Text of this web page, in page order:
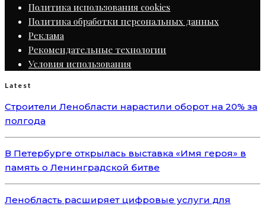
Политика использования cookies
Политика обработки персональных данных
Реклама
Рекомендательные технологии
Условия использования
Latest
Строители Ленобласти нарастили оборот на 20% за
полгода
В Петербурге открылась выставка «Имя героя» в
память о Ленинградской битве
Ленобласть расширяет цифровые услуги для